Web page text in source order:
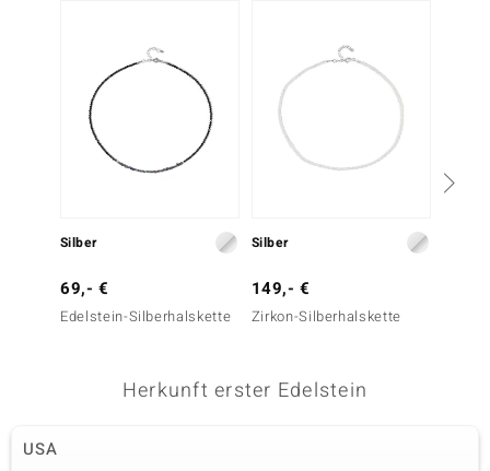
Silber
69,- €
Edelstein-Silberhalskette
Silber
149,- €
Zirkon-Silberhalskette
Herkunft erster Edelstein
USA